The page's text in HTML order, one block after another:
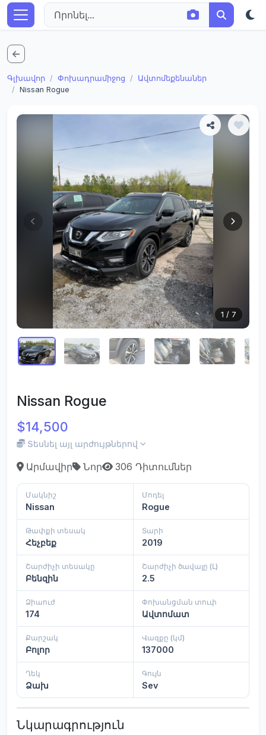
Գլխավոր Փոխադրամիջոց
Ավտոմեքենաներ
Nissan Rogue
1 / 7
Nissan Rogue
$14,500
Տեսնել այլ արժույթներով
Արմավիր Նոր 306 Դիտումներ
Մակնիշ
Nissan
Մոդել
Rogue
Թափքի տեսակ
Հեչբեք
Տարի
2019
Շարժիչի տեսակը
Բենզին
Շարժիչի ծավալը (Լ)
2.5
Ձիաուժ
174
Փոխանցման տուփ
Ավտոմատ
Քարշակ
Բոլոր
Վազքը (կմ)
137000
Ղեկ
Ձախ
Գույն
Sev
Նկարագրություն